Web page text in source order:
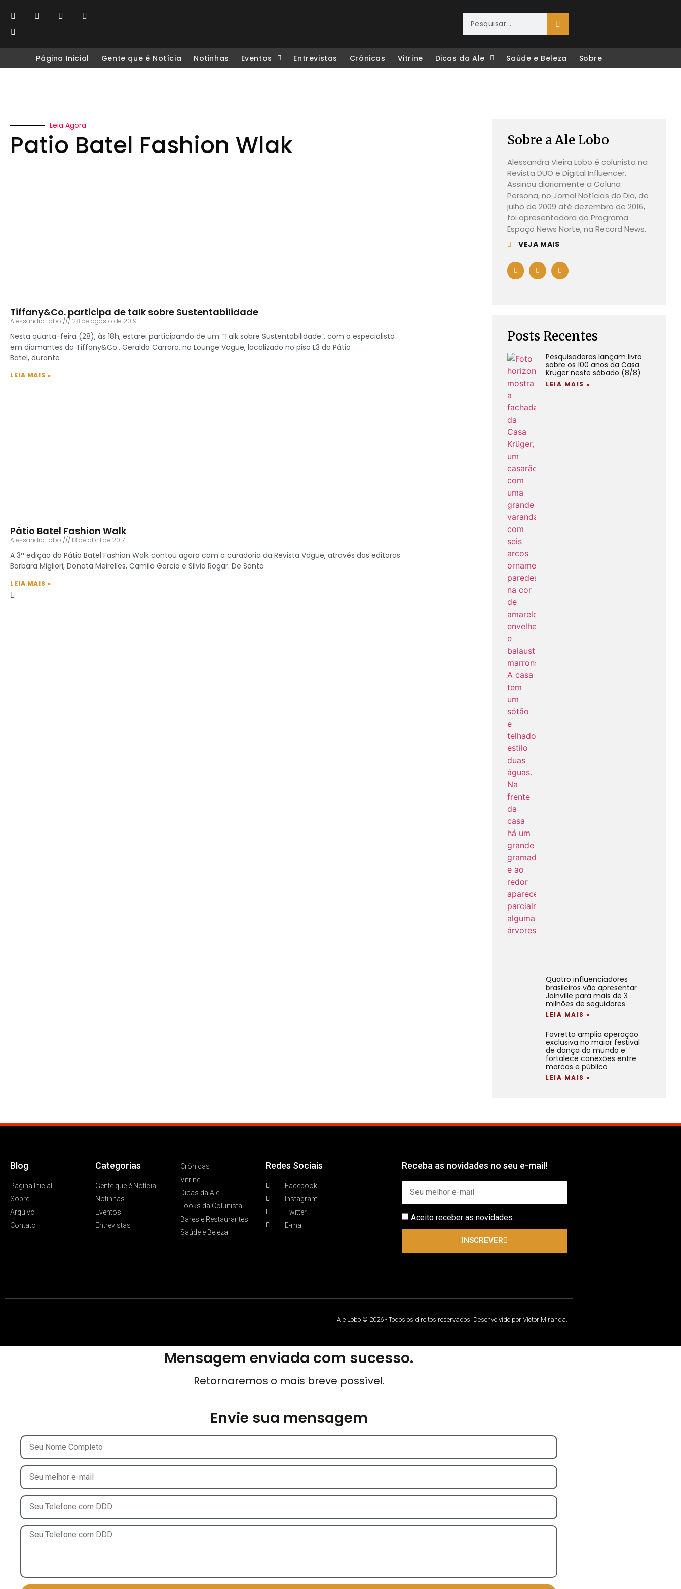
Página Inicial Gente que é Notícia Notinhas Eventos Entrevistas Crônicas Vitrine Dicas da Ale Saúde e Beleza Sobre
Leia Agora
Patio Batel Fashion Wlak
Tiffany&Co. participa de talk sobre Sustentabilidade
Alessandra Lobo 28 de agosto de 2019
Nesta quarta-feira (28), às 18h, estarei participando de um “Talk sobre Sustentabilidade”, com o especialista
em diamantes da Tiffany&Co., Geraldo Carrara, no Lounge Vogue, localizado no piso L3 do Pátio
Batel, durante
LEIA MAIS »
Pátio Batel Fashion Walk
Alessandra Lobo 13 de abril de 2017
A 3ª edição do Pátio Batel Fashion Walk contou agora com a curadoria da Revista Vogue, através das editoras
Barbara Migliori, Donata Meirelles, Camila Garcia e Silvia Rogar. De Santa
LEIA MAIS »
Sobre a Ale Lobo
Alessandra Vieira Lobo é colunista na
Revista DUO e Digital Influencer.
Assinou diariamente a Coluna
Persona, no Jornal Notícias do Dia, de
julho de 2009 até dezembro de 2016,
foi apresentadora do Programa
Espaço News Norte, na Record News.
VEJA MAIS
Posts Recentes
Pesquisadoras lançam livro
sobre os 100 anos da Casa
Krüger neste sábado (8/8)
LEIA MAIS »
Quatro influenciadores
brasileiros vão apresentar
Joinville para mais de 3
milhões de seguidores
LEIA MAIS »
Favretto amplia operação
exclusiva no maior festival
de dança do mundo e
fortalece conexões entre
marcas e público
LEIA MAIS »
Blog
Página Inicial
Sobre
Arquivo
Contato
Categorias
Gente que é Notícia
Notinhas
Eventos
Entrevistas
Crônicas
Vitrine
Dicas da Ale
Looks da Colunista
Bares e Restaurantes
Saúde e Beleza
Redes Sociais
Facebook
Instagram
Twitter
E-mail
Receba as novidades no seu e-mail!
Aceito receber as novidades.
INSCREVER
Ale Lobo © 2026 - Todos os direitos reservados. Desenvolvido por Victor Miranda.
Mensagem enviada com sucesso.
Retornaremos o mais breve possível.
Envie sua mensagem